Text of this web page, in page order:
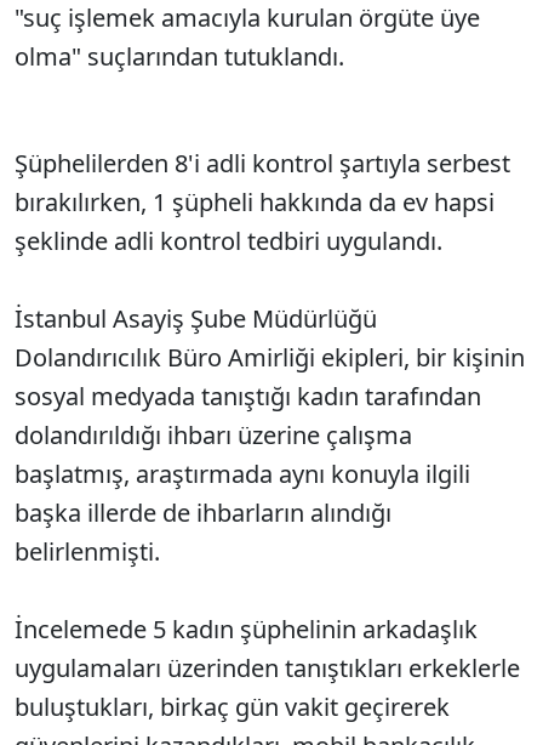
"suç işlemek amacıyla kurulan örgüte üye
olma" suçlarından tutuklandı.
Şüphelilerden 8'i adli kontrol şartıyla serbest
bırakılırken, 1 şüpheli hakkında da ev hapsi
şeklinde adli kontrol tedbiri uygulandı.
İstanbul Asayiş Şube Müdürlüğü
Dolandırıcılık Büro Amirliği ekipleri, bir kişinin
sosyal medyada tanıştığı kadın tarafından
dolandırıldığı ihbarı üzerine çalışma
başlatmış, araştırmada aynı konuyla ilgili
başka illerde de ihbarların alındığı
belirlenmişti.
İncelemede 5 kadın şüphelinin arkadaşlık
uygulamaları üzerinden tanıştıkları erkeklerle
buluştukları, birkaç gün vakit geçirerek